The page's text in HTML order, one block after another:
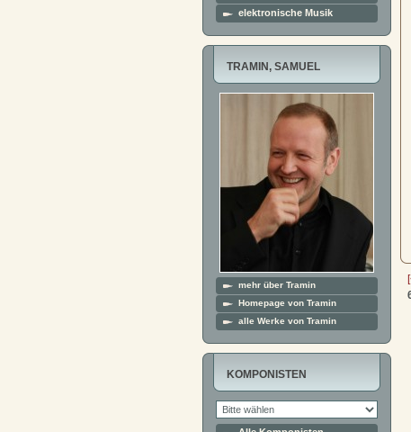
elektronische Musik
TRAMIN, SAMUEL
mehr über Tramin
Homepage von Tramin
alle Werke von Tramin
KOMPONISTEN